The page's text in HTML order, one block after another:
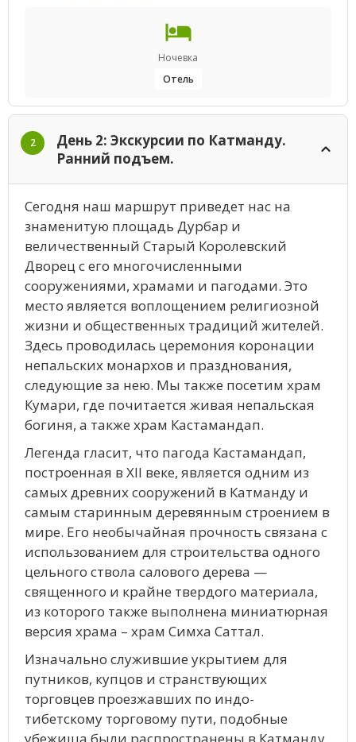
Ночевка
Отель
2
День 2: Экскурсии по Катманду.
Ранний подъем.
Сегодня наш маршрут приведет нас на
знаменитую площадь Дурбар и
величественный Старый Королевский
Дворец с его многочисленными
сооружениями, храмами и пагодами. Это
место является воплощением религиозной
жизни и общественных традиций жителей.
Здесь проводилась церемония коронации
непальских монархов и празднования,
следующие за нею. Мы также посетим храм
Кумари, где почитается живая непальская
богиня, а также храм Кастамандап.
Легенда гласит, что пагода Кастамандап,
построенная в XII веке, является одним из
самых древних сооружений в Катманду и
самым старинным деревянным строением в
мире. Его необычайная прочность связана с
использованием для строительства одного
цельного ствола салового дерева —
священного и крайне твердого материала,
из которого также выполнена миниатюрная
версия храма – храм Симха Саттал.
Изначально служившие укрытием для
путников, купцов и странствующих
торговцев проезжавших по индо-
тибетскому торговому пути, подобные